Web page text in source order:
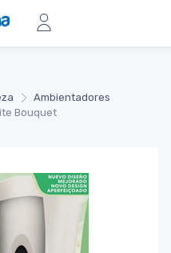
Ambientadores
Bouquet